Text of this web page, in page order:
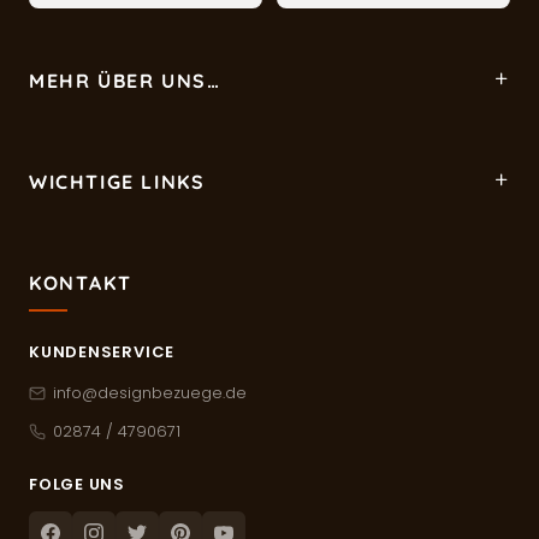
MEHR ÜBER UNS…
WICHTIGE LINKS
KONTAKT
KUNDENSERVICE
info@designbezuege.de
02874 / 4790671
FOLGE UNS